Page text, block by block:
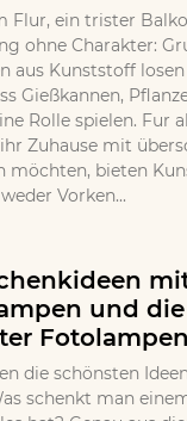
Flur, ein trister
ohne Charakter:
aus Kunststoff
Gießkannen,
Rolle spielen. Fur
Zuhause mit
möchten, bieten
Vorken...
und
Fotolampen
die schönsten
schenkt man